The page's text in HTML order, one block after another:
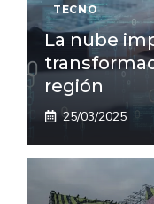
TECNO
La nube
región
25/03/2025